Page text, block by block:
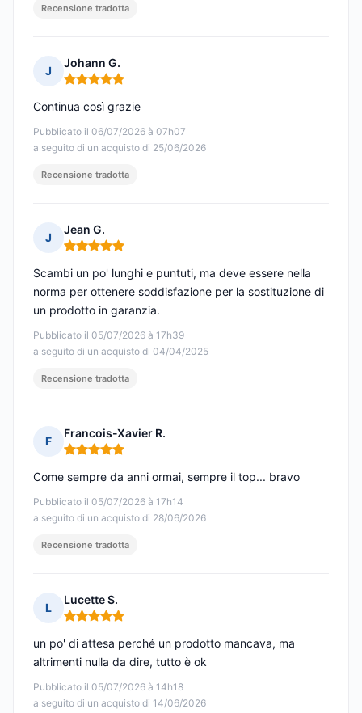
Recensione tradotta
J
Johann G.
Nota: 5 su 5
Pubblicato il 06/07/2026 à 07h07
a seguito di un acquisto di 25/06/2026
Continua così grazie
Recensione tradotta
J
Jean G.
Nota: 5 su 5
Pubblicato il 05/07/2026 à 17h39
a seguito di un acquisto di 04/04/2025
Scambi un po' lunghi e puntuti, ma deve essere nella
norma per ottenere soddisfazione per la sostituzione di
un prodotto in garanzia.
Recensione tradotta
F
Francois-Xavier R.
Nota: 5 su 5
Pubblicato il 05/07/2026 à 17h14
a seguito di un acquisto di 28/06/2026
Come sempre da anni ormai, sempre il top... bravo
Recensione tradotta
L
Lucette S.
Nota: 5 su 5
Pubblicato il 05/07/2026 à 14h18
a seguito di un acquisto di 14/06/2026
un po' di attesa perché un prodotto mancava, ma
altrimenti nulla da dire, tutto è ok